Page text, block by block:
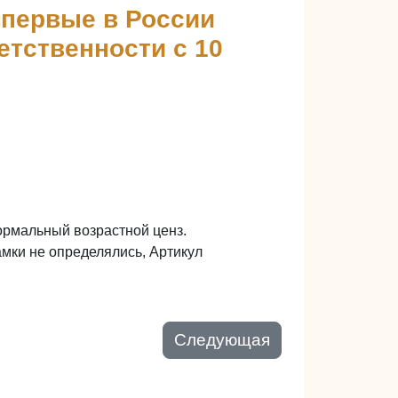
в России
с 10
возрастной ценз.
не определялись, Артикул
Следующая